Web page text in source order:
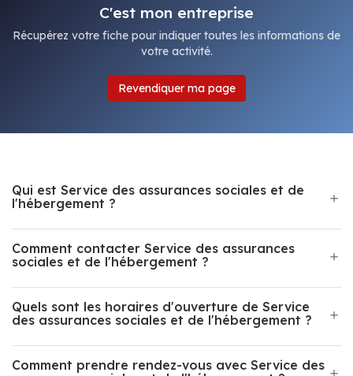
C'est mon entreprise
Récupérez votre fiche pour indiquer toutes les informations de
votre activité.
Revendiquer ma page
Qui est Service des assurances sociales et de
l'hébergement ?
Comment contacter Service des assurances
sociales et de l'hébergement ?
Quels sont les horaires d'ouverture de Service
des assurances sociales et de l'hébergement ?
Comment prendre rendez-vous avec Service des